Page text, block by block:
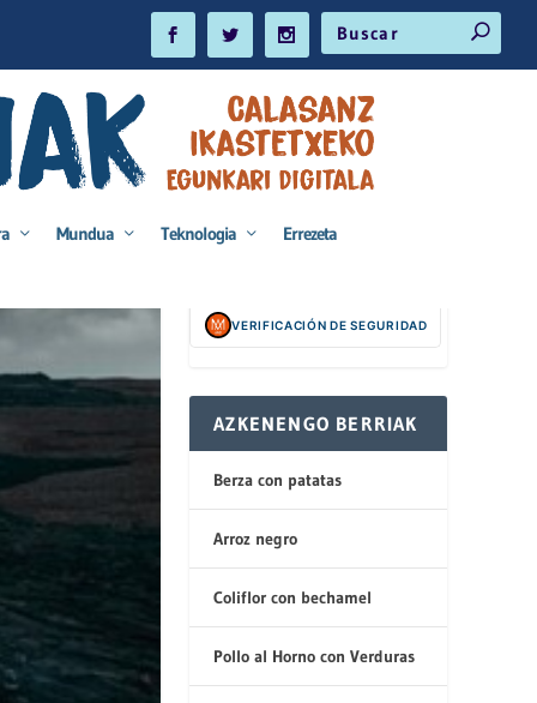
Mundua Teknologia Errezeta
VERIFICACIÓN DE SEGURIDAD
AZKENENGO BERRIAK
Berza con patatas
Arroz negro
Coliflor con bechamel
Pollo al Horno con Verduras